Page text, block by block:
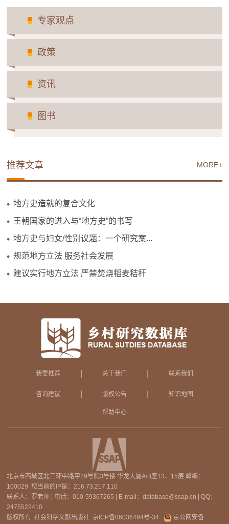
专家观点
政策
资讯
图书
MORE+
推荐文章
地方史造就的复合文化
王朝国家的进入与“地方史”的书写
地方史与妇女/性别议题：一个研究案...
规范地方立法 服务社会发展
建议实行地方立法 严禁焚烧稻麦秸秆
我要推荐 关于我们 联系我们
咨询建议 版权公告 知识地图
帮助中心
北京市西城区北三环中路甲29号院3号楼 华龙大厦A/B座13、15层 邮编：
100029 您当前的IP是：216.73.217.110
联系人：罗老师 | 电话：010-59367265 | E-mail：database@ssap.cn | QQ：
2475522410
版权所有 社会科学文献出版社 京ICP备06036494号-34 京公网安备